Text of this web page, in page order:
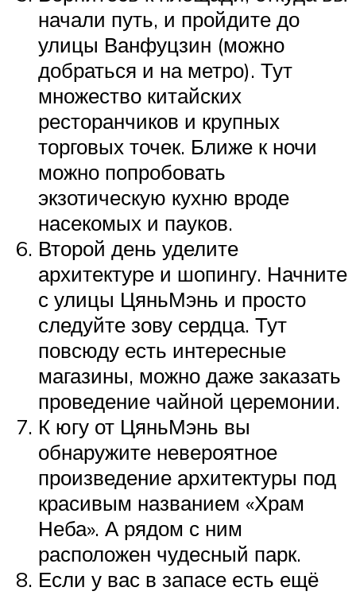
начали путь, и пройдите до
улицы Ванфуцзин (можно
добраться и на метро). Тут
множество китайских
ресторанчиков и крупных
торговых точек. Ближе к ночи
можно попробовать
экзотическую кухню вроде
насекомых и пауков.
Второй день уделите
архитектуре и шопингу. Начните
с улицы ЦяньМэнь и просто
следуйте зову сердца. Тут
повсюду есть интересные
магазины, можно даже заказать
проведение чайной церемонии.
К югу от ЦяньМэнь вы
обнаружите невероятное
произведение архитектуры под
красивым названием «Храм
Неба». А рядом с ним
расположен чудесный парк.
Если у вас в запасе есть ещё